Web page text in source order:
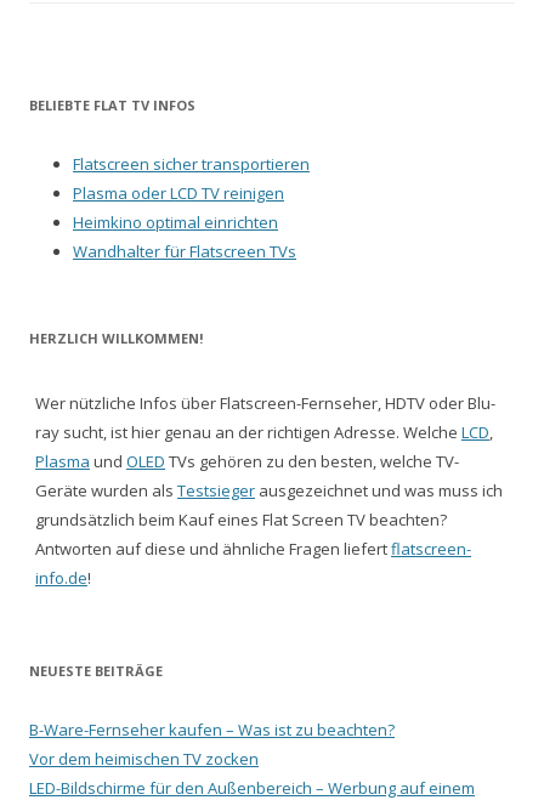
BELIEBTE FLAT TV INFOS
Flatscreen sicher transportieren
Plasma oder LCD TV reinigen
Heimkino optimal einrichten
Wandhalter für Flatscreen TVs
HERZLICH WILLKOMMEN!
Wer nützliche Infos über Flatscreen-Fernseher, HDTV oder Blu-
ray sucht, ist hier genau an der richtigen Adresse. Welche LCD,
Plasma und OLED TVs gehören zu den besten, welche TV-
Geräte wurden als Testsieger ausgezeichnet und was muss ich
grundsätzlich beim Kauf eines Flat Screen TV beachten?
Antworten auf diese und ähnliche Fragen liefertflatscreen-
info.de!
NEUESTE BEITRÄGE
B-Ware-Fernseher kaufen – Was ist zu beachten?
Vor dem heimischen TV zocken
LED-Bildschirme für den Außenbereich – Werbung auf einem